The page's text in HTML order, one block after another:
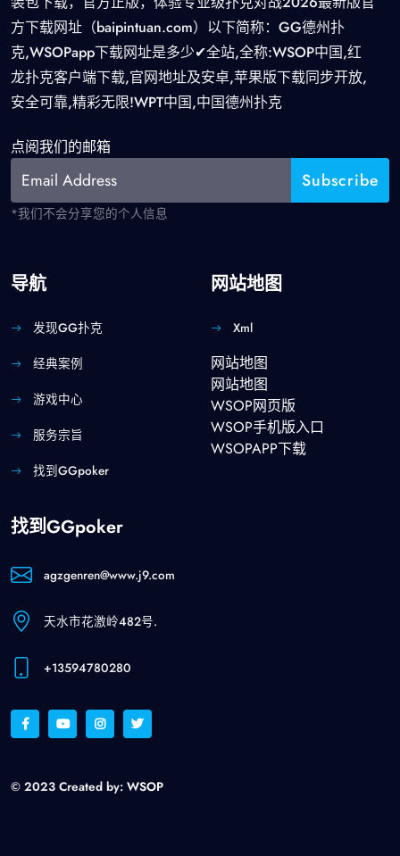
方下载网址（baipintuan.com）以下简称：GG德州扑
克,WSOPapp下载网址是多少✔全站,全称:WSOP中国,红
龙扑克客户端下载,官网地址及安卓,苹果版下载同步开放,
安全可靠,精彩无限!WPT中国,中国德州扑克
点阅我们的邮箱
*我们不会分享您的个人信息
导航
发现GG扑克
经典案例
游戏中心
服务宗旨
找到GGpoker
网站地图
Xml
网站地图
网站地图
WSOP网页版
WSOP手机版入口
WSOPAPP下载
找到GGpoker
agzgenren@www.j9.com
天水市花激岭482号.
+13594780280
© 2023 Created by: WSOP